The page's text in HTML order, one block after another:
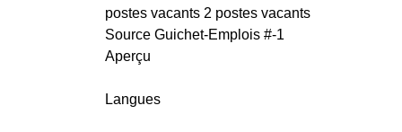
postes vacants 2 postes vacants
Source Guichet-Emplois #-1
Aperçu
Langues